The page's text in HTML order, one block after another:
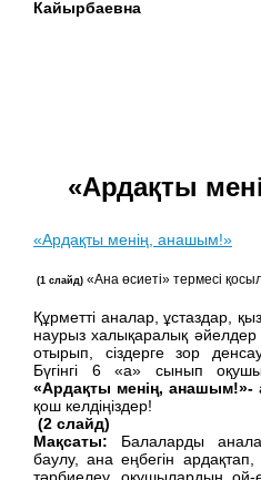
Кайырбаевна
«Ардақты
«Ардақты менің, анашым!»
(1 слайд) «Ана өсиеті» термесі
Құрметті аналар, ұстаздар,
наурыз халықаралық әйелдер
отырып, сіздерге зор
Бүгінгі 6 «а» сынып
«Ардақты менің, анашым!»-
қош келдіңіздер!
(2 слайд)
Мақсаты: Балаларды
баулу, ана еңбегін ардақтап,
тәрбиелеу, оқушылардың ой-